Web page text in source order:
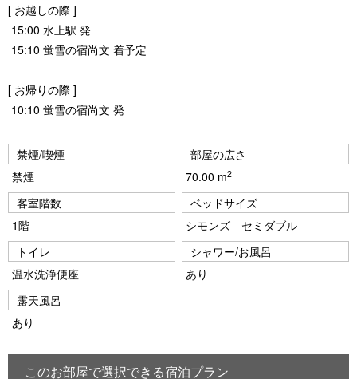
[ お越しの際 ]
15:00 水上駅 発
15:10 蛍雪の宿尚文 着予定
[ お帰りの際 ]
10:10 蛍雪の宿尚文 発
禁煙/喫煙
禁煙
部屋の広さ
70.00 m2
客室階数
1階
ベッドサイズ
シモンズ セミダブル
トイレ
温水洗浄便座
シャワー/お風呂
あり
露天風呂
あり
このお部屋で選択できる宿泊プラン